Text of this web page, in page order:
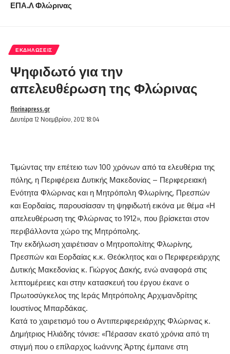
ΕΠΑ.Λ Φλώρινας
ΕΚΔΗΛΏΣΕΙΣ
Ψηφιδωτό για την
απελευθέρωση της Φλώρινας
Δευτέρα 12 Νοεμβρίου, 2012 18:04
florinapress.gr
Τιμώντας την επέτειο των 100 χρόνων από τα ελευθέρια της
πόλης, η Περιφέρεια Δυτικής Μακεδονίας – Περιφερειακή
Ενότητα Φλώρινας και η Μητρόπολη Φλωρίνης, Πρεσπών
και Εορδαίας, παρουσίασαν τη ψηφιδωτή εικόνα με θέμα «Η
απελευθέρωση της Φλώρινας το 1912», που βρίσκεται στον
περιβάλλοντα χώρο της Μητρόπολης.
Την εκδήλωση χαιρέτισαν ο Μητροπολίτης Φλωρίνης,
Πρεσπών και Εορδαίας κ.κ. Θεόκλητος και ο Περιφερειάρχης
Δυτικής Μακεδονίας κ. Γιώργος Δακής, ενώ αναφορά στις
λεπτομέρειες και στην κατασκευή του έργου έκανε ο
Πρωτοσύγκελος της Ιεράς Μητρόπολης Αρχιμανδρίτης
Ιουστίνος Μπαρδάκας.
Κατά το χαιρετισμό του ο Αντιπεριφερειάρχης Φλώρινας κ.
Δημήτριος Ηλιάδης τόνισε: «Πέρασαν εκατό χρόνια από τη
στιγμή που ο επίλαρχος Ιωάννης Άρτης έμπαινε στη